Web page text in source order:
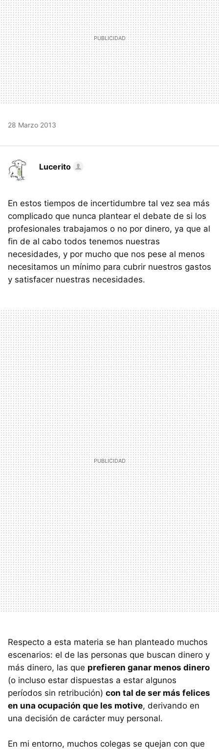
28 Marzo 2013
Lucerito
En estos tiempos de incertidumbre tal vez sea más
complicado que nunca plantear el debate de si los
profesionales trabajamos o no por dinero, ya que al
fin de al cabo todos tenemos nuestras
necesidades, y por mucho que nos pese al menos
necesitamos un mínimo para cubrir nuestros gastos
y satisfacer nuestras necesidades.
Respecto a esta materia se han planteado muchos
escenarios: el de las personas que buscan dinero y
más dinero, las que prefieren ganar menos dinero
(o incluso estar dispuestas a estar algunos
períodos sin retribución) con tal de ser más felices
en una ocupación que les motive, derivando en
una decisión de carácter muy personal.
En mi entorno, muchos colegas se quejan con que